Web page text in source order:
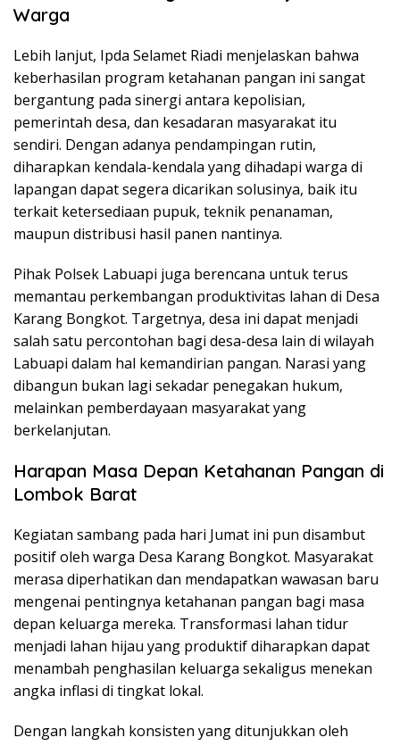
Warga
Lebih lanjut, Ipda Selamet Riadi menjelaskan bahwa
keberhasilan program ketahanan pangan ini sangat
bergantung pada sinergi antara kepolisian,
pemerintah desa, dan kesadaran masyarakat itu
sendiri. Dengan adanya pendampingan rutin,
diharapkan kendala-kendala yang dihadapi warga di
lapangan dapat segera dicarikan solusinya, baik itu
terkait ketersediaan pupuk, teknik penanaman,
maupun distribusi hasil panen nantinya.
Pihak Polsek Labuapi juga berencana untuk terus
memantau perkembangan produktivitas lahan di Desa
Karang Bongkot. Targetnya, desa ini dapat menjadi
salah satu percontohan bagi desa-desa lain di wilayah
Labuapi dalam hal kemandirian pangan. Narasi yang
dibangun bukan lagi sekadar penegakan hukum,
melainkan pemberdayaan masyarakat yang
berkelanjutan.
Harapan Masa Depan Ketahanan Pangan di
Lombok Barat
Kegiatan sambang pada hari Jumat ini pun disambut
positif oleh warga Desa Karang Bongkot. Masyarakat
merasa diperhatikan dan mendapatkan wawasan baru
mengenai pentingnya ketahanan pangan bagi masa
depan keluarga mereka. Transformasi lahan tidur
menjadi lahan hijau yang produktif diharapkan dapat
menambah penghasilan keluarga sekaligus menekan
angka inflasi di tingkat lokal.
Dengan langkah konsisten yang ditunjukkan oleh